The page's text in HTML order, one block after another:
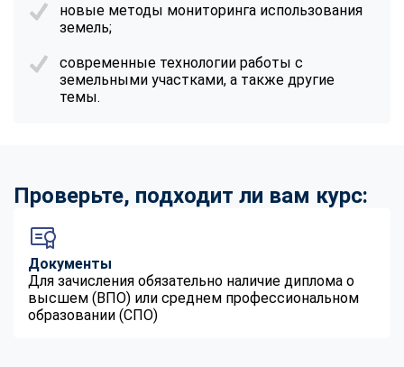
новые методы мониторинга использования
земель;
современные технологии работы с
земельными участками, а также другие
темы.
Проверьте, подходит ли вам курс:
Документы
Для зачисления обязательно наличие диплома о
высшем (ВПО) или среднем профессиональном
образовании (СПО)